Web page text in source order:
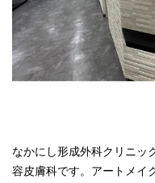
なかにし形成外科クリニッ
容皮膚科です。アートメイ